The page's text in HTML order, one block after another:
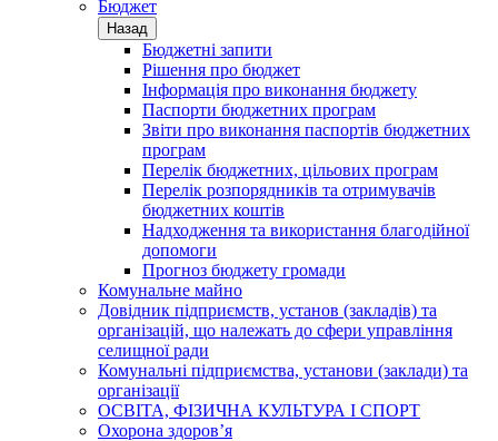
Бюджет
Назад
Бюджетні запити
Рішення про бюджет
Інформація про виконання бюджету
Паспорти бюджетних програм
Звіти про виконання паспортів бюджетних
програм
Перелік бюджетних, цільових програм
Перелік розпорядників та отримувачів
бюджетних коштів
Надходження та використання благодійної
допомоги
Прогноз бюджету громади
Комунальне майно
Довідник підприємств, установ (закладів) та
організацій, що належать до сфери управління
селищної ради
Комунальні підприємства, установи (заклади) та
організації
ОСВІТА, ФІЗИЧНА КУЛЬТУРА І СПОРТ
Охорона здоров’я